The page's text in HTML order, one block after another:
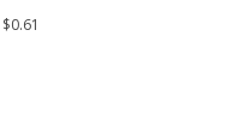
$0.61